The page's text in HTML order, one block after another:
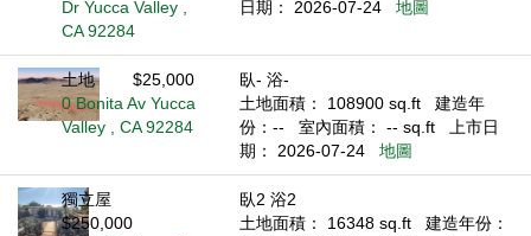
Dr Yucca Valley ,
CA 92284
日期： 2026-07-24
地圖
土地
$25,000
0 Bonita Av Yucca
Valley , CA 92284
臥- 浴-
土地面積： 108900 sq.ft
建造年
份：--
室內面積： -- sq.ft
上市日
期： 2026-07-24
地圖
獨立屋
$250,000
臥2 浴2
土地面積： 16348 sq.ft
建造年份：